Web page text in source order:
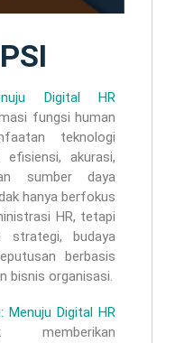
Digital HR
fungsi human
teknologi
akurasi,
sumber daya
hanya berfokus
HR, tetapi
strategi, budaya
berbasis
bisnis organisasi.
Menuju Digital HR
memberikan